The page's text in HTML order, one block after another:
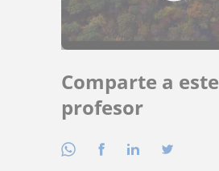
Comparte a este
profesor